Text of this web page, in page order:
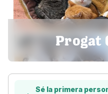
Progat
Sé la primera